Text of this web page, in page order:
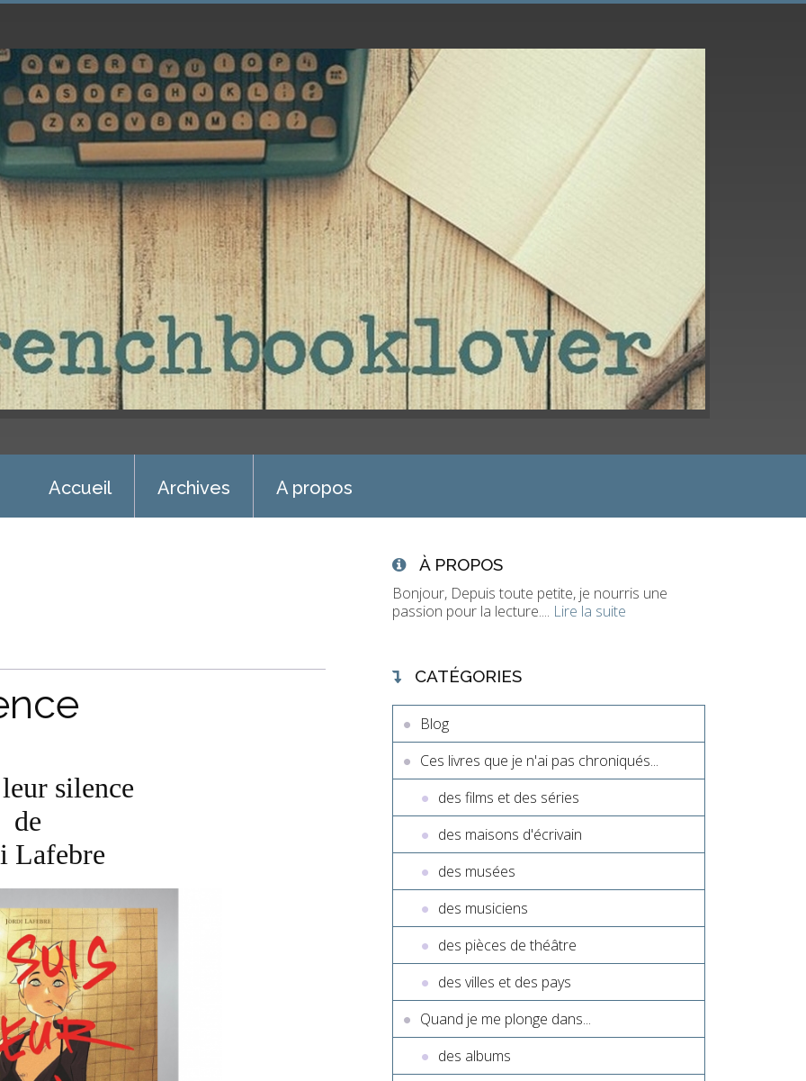
Accueil Archives A propos
silence
de
Lafebre
À PROPOS
Bonjour, Depuis toute petite, je nourris une
passion pour la lecture.... Lire la suite
CATÉGORIES
Blog
Ces livres que je n'ai pas chroniqués...
des films et des séries
des maisons d'écrivain
des musées
des musiciens
des pièces de théâtre
des villes et des pays
Quand je me plonge dans...
des albums